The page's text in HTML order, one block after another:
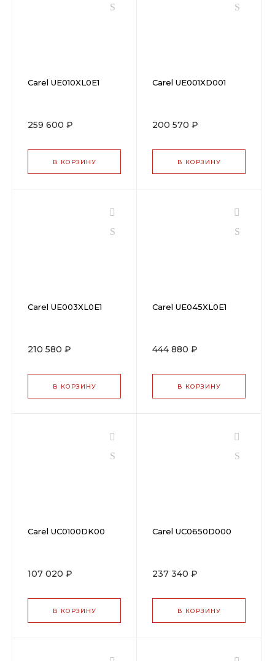
Carel UE010XL0E1
259 600 ₽
В КОРЗИНУ
Carel UE001XD001
200 570 ₽
В КОРЗИНУ
Carel UE003XL0E1
210 580 ₽
В КОРЗИНУ
Carel UE045XL0E1
444 880 ₽
В КОРЗИНУ
Carel UC0100DK00
107 020 ₽
В КОРЗИНУ
Carel UC0650D000
237 340 ₽
В КОРЗИНУ